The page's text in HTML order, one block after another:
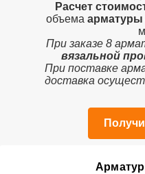
Расчет
объема арматуры
При заказе 8
вязальной
При поставке
доставка